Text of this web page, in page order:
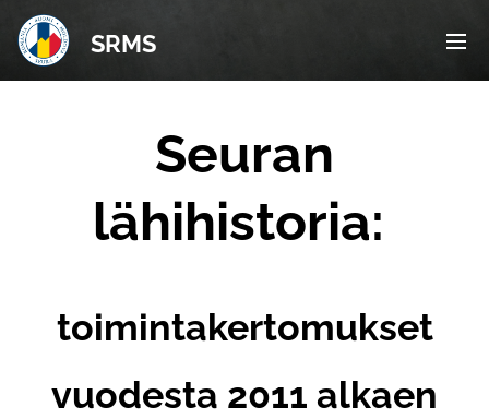
SRMS
Seuran
lähihistoria:
toimintakertomukset
vuodesta 2011 alkaen